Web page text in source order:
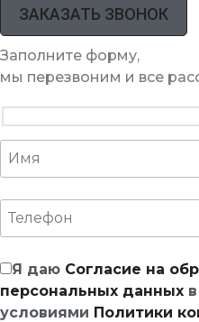
Заполните форму,
мы перезвоним и все
Я даю Согласие на
персональных данных
условиями Политики